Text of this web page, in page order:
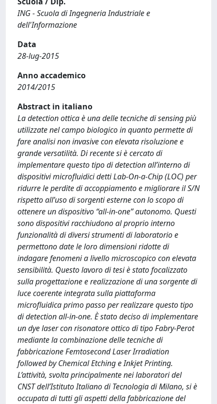
ING - Scuola di Ingegneria Industriale e
dell'Informazione
Data
28-lug-2015
Anno accademico
2014/2015
Abstract in italiano
La detection ottica è una delle tecniche di sensing più
utilizzate nel campo biologico in quanto permette di
fare analisi non invasive con elevata risoluzione e
grande versatilità. Di recente si è cercato di
implementare questo tipo di detection all’interno di
dispositivi microfluidici detti Lab-On-a-Chip (LOC) per
ridurre le perdite di accoppiamento e migliorare il S/N
rispetto all’uso di sorgenti esterne con lo scopo di
ottenere un dispositivo “all-in-one” autonomo. Questi
sono dispositivi racchiudono al proprio interno
funzionalità di diversi strumenti di laboratorio e
permettono date le loro dimensioni ridotte di
indagare fenomeni a livello microscopico con elevata
sensibilità. Questo lavoro di tesi è stato focalizzato
sulla progettazione e realizzazione di una sorgente di
luce coerente integrata sulla piattaforma
microfluidica primo passo per realizzare questo tipo
di detection all-in-one. È stato deciso di implementare
un dye laser con risonatore ottico di tipo Fabry-Perot
mediante la combinazione delle tecniche di
fabbricazione Femtosecond Laser Irradiation
followed by Chemical Etching e Inkjet Printing.
L’attività, svolta principalmente nei laboratori del
CNST dell’Istituto Italiano di Tecnologia di Milano, si è
occupata di tutti gli aspetti della fabbricazione del